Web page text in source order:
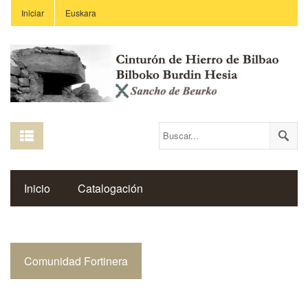
Iniciar Euskara
Inicio Catalogación
Comunidad Fortinera